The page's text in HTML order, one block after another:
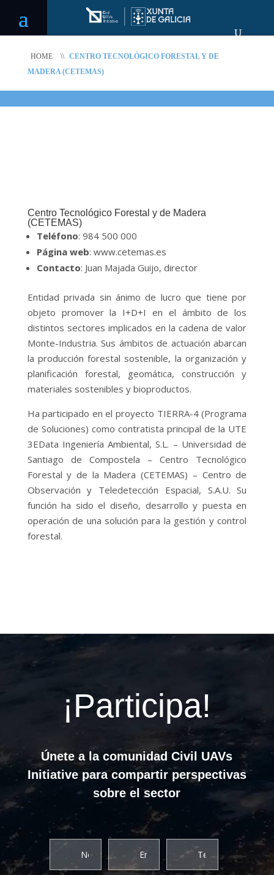
HOME \\ CENTRO TECNOLÓGICO FORESTAL Y DE
MADERA (CETEMAS)
Centro Tecnológico Forestal y de Madera
(CETEMAS)
Teléfono: 984 500 000
Página web: www.cetemas.es
Contacto: Juan Majada Guijo, director
Entidad privada sin ánimo de lucro que tiene por
objeto promover la I+D+I en el ámbito de los
distintos sectores implicados en la cadena de valor
Monte-Industria. Sus ámbitos de actuación abarcan
la producción forestal sostenible, la organización y
planificación forestal, geomática, construcción y
materiales sostenibles y bioproductos.
Ha participado en el proyecto TIERRA-4 (Programa
de Soluciones) como contratista principal de la UTE
3EData Ingeniería Ambiental, S.L. – Universidad de
Santiago de Compostela – Centro Tecnológico
Forestal y de la Madera (CETEMAS) – Centro de
Observación y Teledetección Espacial, S.A.U. Su
función ha sido el diseño, desarrollo y puesta en
operación de una solución para la gestión y control
forestal.
¡Participa!
Únete a la comunidad Civil UAVs
Initiative para compartir perspectivas
sobre el sector